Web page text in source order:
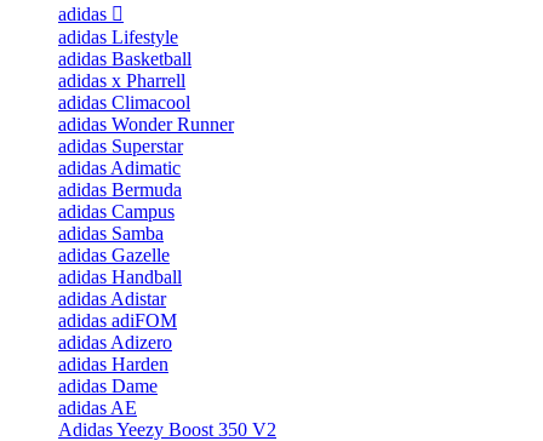
adidas
adidas Lifestyle
adidas Basketball
adidas x Pharrell
adidas Climacool
adidas Wonder Runner
adidas Superstar
adidas Adimatic
adidas Bermuda
adidas Campus
adidas Samba
adidas Gazelle
adidas Handball
adidas Adistar
adidas adiFOM
adidas Adizero
adidas Harden
adidas Dame
adidas AE
Adidas Yeezy Boost 350 V2